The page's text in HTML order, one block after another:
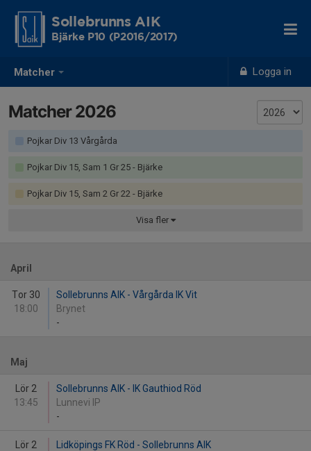
Matcher Logga in
Sollebrunns AIK
Bjärke P10 (P2016/2017)
Matcher 2026
Pojkar Div 13 Vårgårda
Pojkar Div 15, Sam 1 Gr 25 - Bjärke
Pojkar Div 15, Sam 2 Gr 22 - Bjärke
Visa fler
April
Tor 30
18:00
Sollebrunns AIK - Vårgårda IK Vit
Brynet
-
Maj
Lör 2
13:45
Sollebrunns AIK - IK Gauthiod Röd
Lunnevi IP
-
Lör 2
Lidköpings FK Röd - Sollebrunns AIK